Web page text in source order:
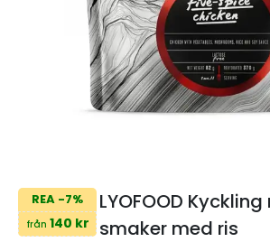
REA -7%
från 140 kr
LYOFOOD
smaker med ris